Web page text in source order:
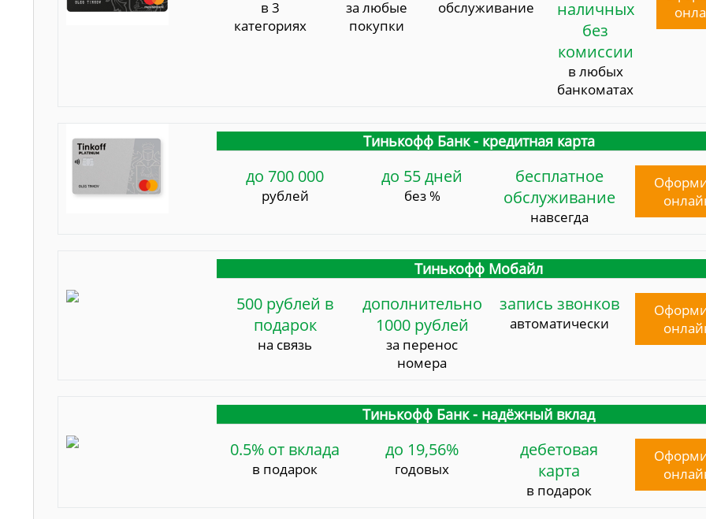
в 3
категориях
за любые
покупки
обслуживание
наличных
без
комиссии
в любых
банкоматах
Тинькофф Банк - кредитная карта
до 700 000
рублей
до 55 дней
без %
бесплатное
обслуживание
навсегда
Тинькофф Мобайл
500 рублей в
подарок
на связь
дополнительно
1000 рублей
за перенос
номера
запись звонков
автоматически
Тинькофф Банк - надёжный вклад
0.5% от вклада
в подарок
до 19,56%
годовых
дебетовая
карта
в подарок